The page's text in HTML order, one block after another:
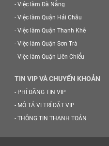
- Việc làm Đà Nẵng
- Việc làm Quận Hải Châu
- Việc làm Quận Thanh Khê
- Việc làm Quận Sơn Trà
- Việc làm Quận Liên Chiểu
TIN VIP VÀ CHUYỂN KHOẢN
- PHÍ ĐĂNG TIN VIP
- MÔ TẢ VỊ TRÍ ĐẶT VIP
- THÔNG TIN THANH TOÁN